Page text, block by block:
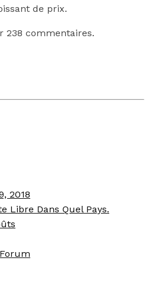
de prix.
238 commentaires.
2018
Libre Dans Quel Pays.